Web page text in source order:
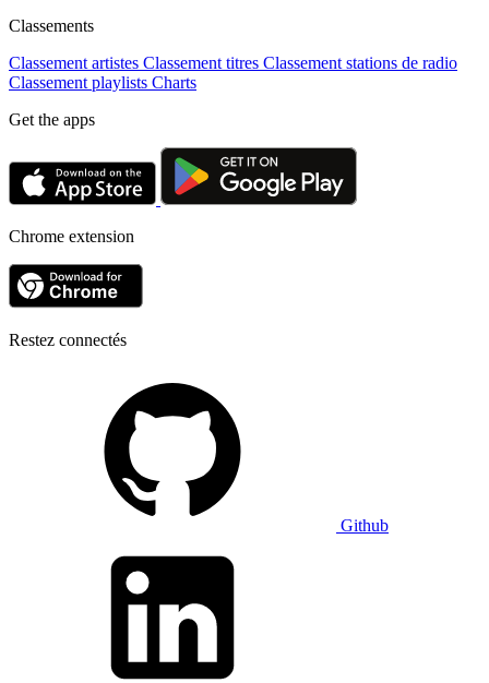
Classements
Classement artistes Classement titres Classement stations de radio
Classement playlists Charts
Get the apps
Chrome extension
Restez connectés
Github